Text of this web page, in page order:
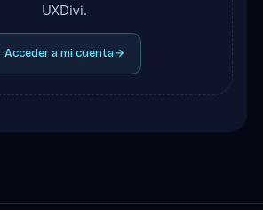
UXDivi.
Acceder a mi cuenta→